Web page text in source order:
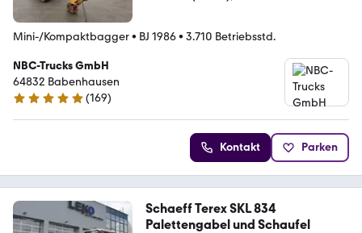
Mini-/Kompaktbagger• BJ 1986• 3.710 Betriebsstd.
NBC-Trucks GmbH
64832 Babenhausen
4.8 Sterne
(169)
Kontakt Parken
Schaeff Terex SKL 834
Palettengabel und Schaufel